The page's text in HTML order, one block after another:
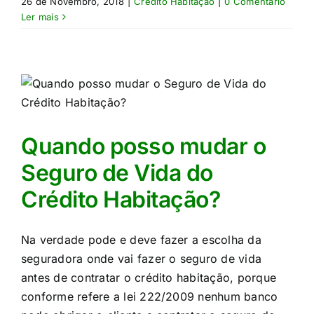
Ler mais
Quando posso mudar o
Seguro de Vida do
Crédito Habitação?
Na verdade pode e deve fazer a escolha da
seguradora onde vai fazer o seguro de vida
antes de contratar o crédito habitação, porque
conforme refere a lei 222/2009 nenhum banco